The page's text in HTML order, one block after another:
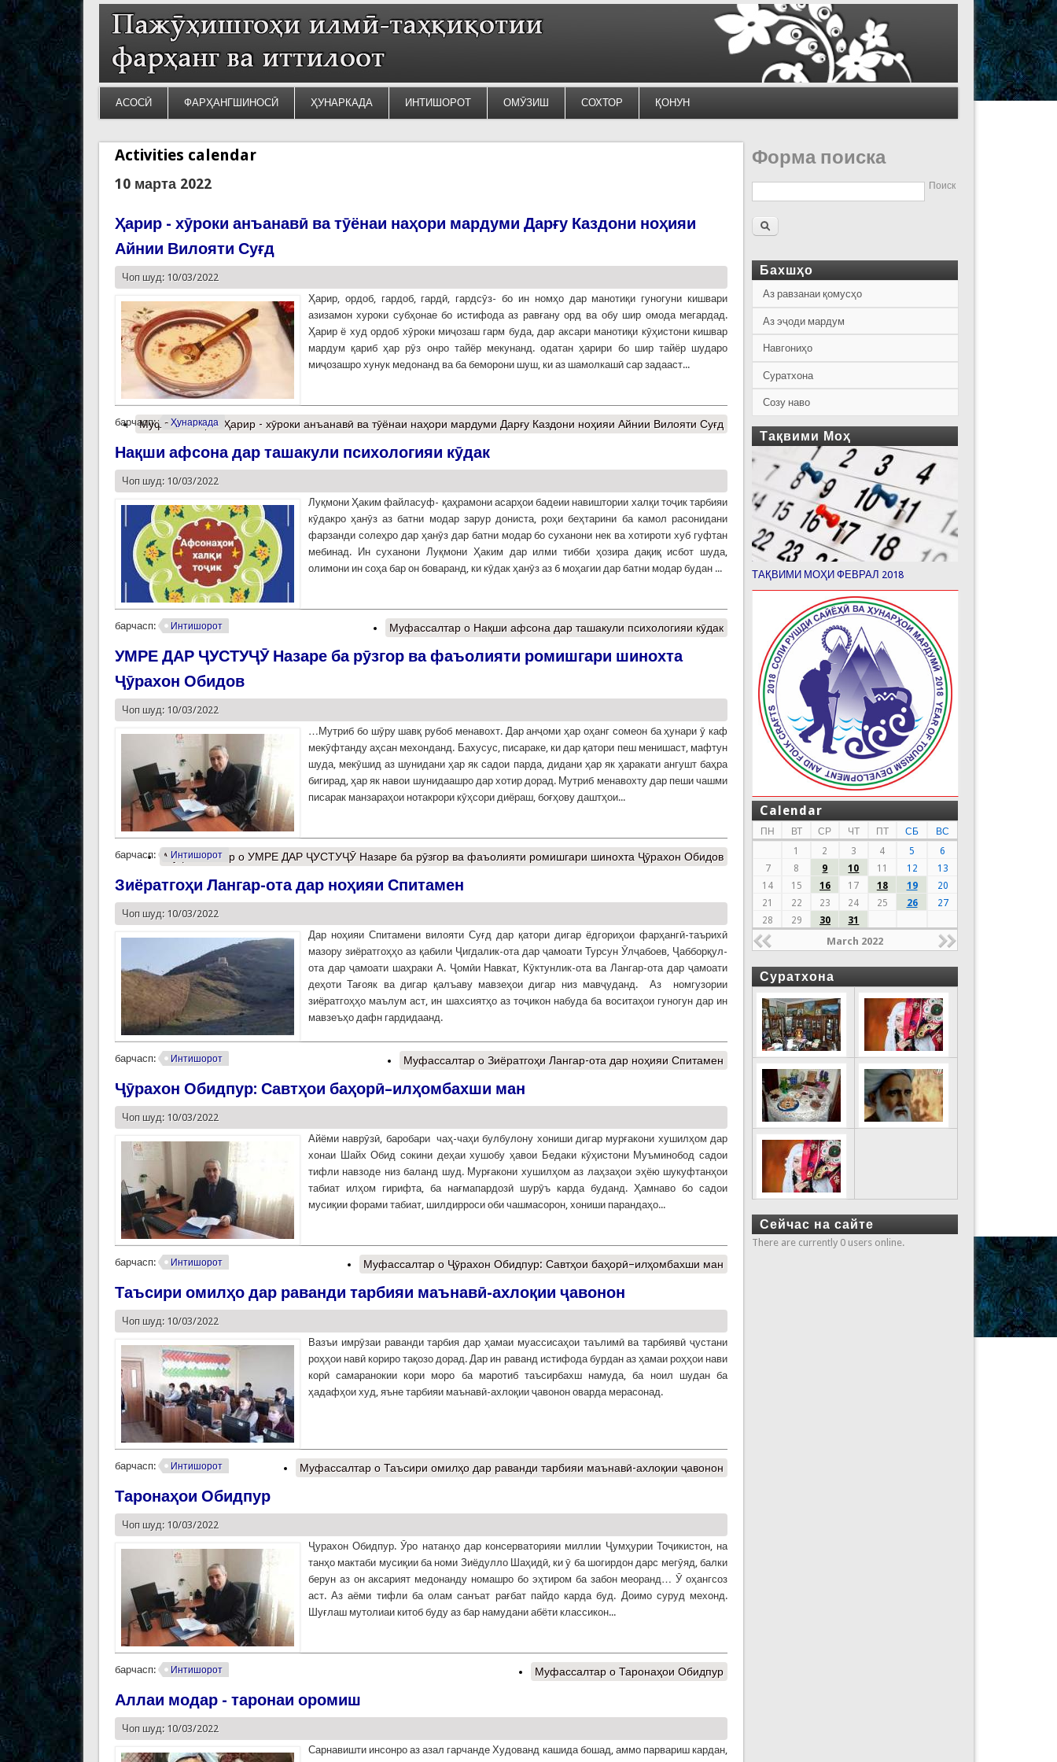
АСОСӢ ФАРҲАНГШИНОСӢ ҲУНАРКАДА ИНТИШОРОТ ОМӮЗИШ СОХТОР ҚОНУН
Activities calendar
10 марта 2022
Ҳарир - хӯроки анъанавӣ ва тӯёнаи наҳори мардуми Дарғу Каздони ноҳияи
Айнии Вилояти Суғд
Чоп шуд: 10/03/2022
Ҳарир, ордоб, гардоб, гардӣ, гардсӯз- бо ин номҳо дар манотиқи гуногуни кишвари
азизамон хуроки субҳонае бо истифода аз равғану орд ва обу шир омода мегардад.
Ҳарир ё худ ордоб хӯроки миҷозаш гарм буда, дар аксари манотиқи кӯҳистони кишвар
мардум қариб ҳар рӯз онро тайёр мекунанд. одатан ҳарири бо шир тайёр шударо
миҷозашро хунук медонанд ва ба беморони шуш, ки аз шамолкашӣ сар задааст...
барчасп: Ҳунаркада
Муфассалтаро Ҳарир - хӯроки анъанавӣ ва тӯёнаи наҳори мардуми Дарғу Каздони ноҳияи Айнии Вилояти Суғд
Нақши афсона дар ташакули психологияи кӯдак
Чоп шуд: 10/03/2022
Луқмони Ҳаким файласуф- қаҳрамони асарҳои бадеии навиштории халқи тоҷик тарбияи
кӯдакро ҳанӯз аз батни модар зарур дониста, роҳи беҳтарини ба камол расонидани
фарзанди солеҳро дар ҳанӯз дар батни модар бо суханони нек ва хотироти хуб гуфтан
мебинад. Ин суханони Луқмони Ҳаким дар илми тибби ҳозира дақиқ исбот шуда,
олимони ин соҳа бар он боваранд, ки кӯдак ҳанӯз аз 6 моҳагии дар батни модар будан ...
барчасп: Интишорот Муфассалтар о Нақши афсона дар ташакули психологияи кӯдак
УМРЕ ДАР ҶУСТУҶӮ Назаре ба рӯзгор ва фаъолияти ромишгари шинохта
Ҷӯрахон Обидов
Чоп шуд: 10/03/2022
…Мутриб бо шӯру шавқ рубоб менавохт. Дар анҷоми ҳар оҳанг сомеон ба ҳунари ӯ каф
мекӯфтанду аҳсан мехонданд. Бахусус, писараке, ки дар қатори пеш менишаст, мафтун
шуда, мекӯшид аз шунидани ҳар як садои парда, дидани ҳар як ҳаракати ангушт баҳра
бигирад, ҳар як навои шунидаашро дар хотир дорад. Мутриб менавохту дар пеши чашми
писарак манзараҳои нотакрори кӯҳсори диёраш, боғҳову даштҳои...
барчасп: Интишорот
Муфассалтар о УМРЕ ДАР ҶУСТУҶӮ Назаре ба рӯзгор ва фаъолияти ромишгари шинохта Ҷӯрахон Обидов
Зиёратгоҳи Лангар-ота дар ноҳияи Спитамен
Чоп шуд: 10/03/2022
Дар ноҳияи Спитамени вилояти Суғд дар қатори дигар ёдгориҳои фарҳангӣ-таърихӣ
мазору зиёратгоҳҳо аз қабили Ҷигдалик-ота дар ҷамоати Турсун Ӯлҷабоев, Ҷабборқул-
ота дар ҷамоати шаҳраки А. Ҷомӣи Навкат, Кӯктунлик-ота ва Лангар-ота дар ҷамоати
деҳоти Тағояк ва дигар қалъаву мавзеҳои дигар низ мавҷуданд. Аз номгузории
зиёратгоҳҳо маълум аст, ин шахсиятҳо аз тоҷикон набуда ба воситаҳои гуногун дар ин
мавзеъҳо дафн гардидаанд.
барчасп: Интишорот Муфассалтар о Зиёратгоҳи Лангар-ота дар ноҳияи Спитамен
Ҷӯрахон Обидпур: Савтҳои баҳорӣ–илҳомбахши ман
Чоп шуд: 10/03/2022
Айёми наврӯзӣ, баробари чаҳ-чаҳи булбулону хониши дигар мурғакони хушилҳом дар
хонаи Шайх Обид сокини деҳаи хушобу ҳавои Бедаки кӯҳистони Муъминобод садои
тифли навзоде низ баланд шуд. Мурғакони хушилҳом аз лаҳзаҳои эҳёю шукуфтанҳои
табиат илҳом гирифта, ба нағмапардозӣ шурӯъ карда буданд. Ҳамнаво бо садои
мусиқии форами табиат, шилдирроси оби чашмасорон, хониши парандаҳо...
барчасп: Интишорот Муфассалтар о Ҷӯрахон Обидпур: Савтҳои баҳорӣ–илҳомбахши ман
Таъсири омилҳо дар раванди тарбияи маънавӣ-ахлоқии ҷавонон
Чоп шуд: 10/03/2022
Вазъи имрӯзаи раванди тарбия дар ҳамаи муассисаҳои таълимӣ ва тарбиявӣ ҷустани
роҳҳои навӣ кориро тақозо дорад. Дар ин раванд истифода бурдан аз ҳамаи роҳҳои нави
корӣ самаранокии кори моро ба маротиб таъсирбахш намуда, ба ноил шудан ба
ҳадафҳои худ, яъне тарбияи маънавӣ-ахлоқии ҷавонон оварда мерасонад.
барчасп: Интишорот Муфассалтар о Таъсири омилҳо дар раванди тарбияи маънавӣ-ахлоқии ҷавонон
Таронаҳои Обидпур
Чоп шуд: 10/03/2022
Ҷурахон Обидпур. Ӯро натанҳо дар консерваторияи миллии Ҷумҳурии Тоҷикистон, на
танҳо мактаби мусиқии ба номи Зиёдулло Шаҳидӣ, ки ӯ ба шогирдон дарс мегӯяд, балки
берун аз он аксарият медонанду номашро бо эҳтиром ба забон меоранд… Ӯ оҳангсоз
аст. Аз аёми тифли ба олам санъат рағбат пайдо карда буд. Доимо суруд мехонд.
Шуғлаш мутолиаи китоб буду аз бар намудани абёти классикон...
барчасп: Интишорот Муфассалтар о Таронаҳои Обидпур
Аллаи модар - таронаи оромиш
Чоп шуд: 10/03/2022
Сарнавишти инсонро аз азал гарчанде Худованд кашида бошад, аммо парвариш кардан,
Форма поиска
Поиск
Бахшҳо
Аз равзанаи қомусҳо
Аз эҷоди мардум
Навгониҳо
Суратхона
Созу наво
Тақвими Моҳ
ТАҚВИМИ МОҲИ ФЕВРАЛ 2018
Calendar
ПН ВТ СР ЧТ ПТ СБ
ВС
1
2 3 4 5
6
7
8 9 10 11 12
13
14
15 16 17 18 19
20
21
22 23 24 25 26
27
28
29 30 31
March 2022
Суратхона
Сейчас на сайте
There are currently 0 users online.